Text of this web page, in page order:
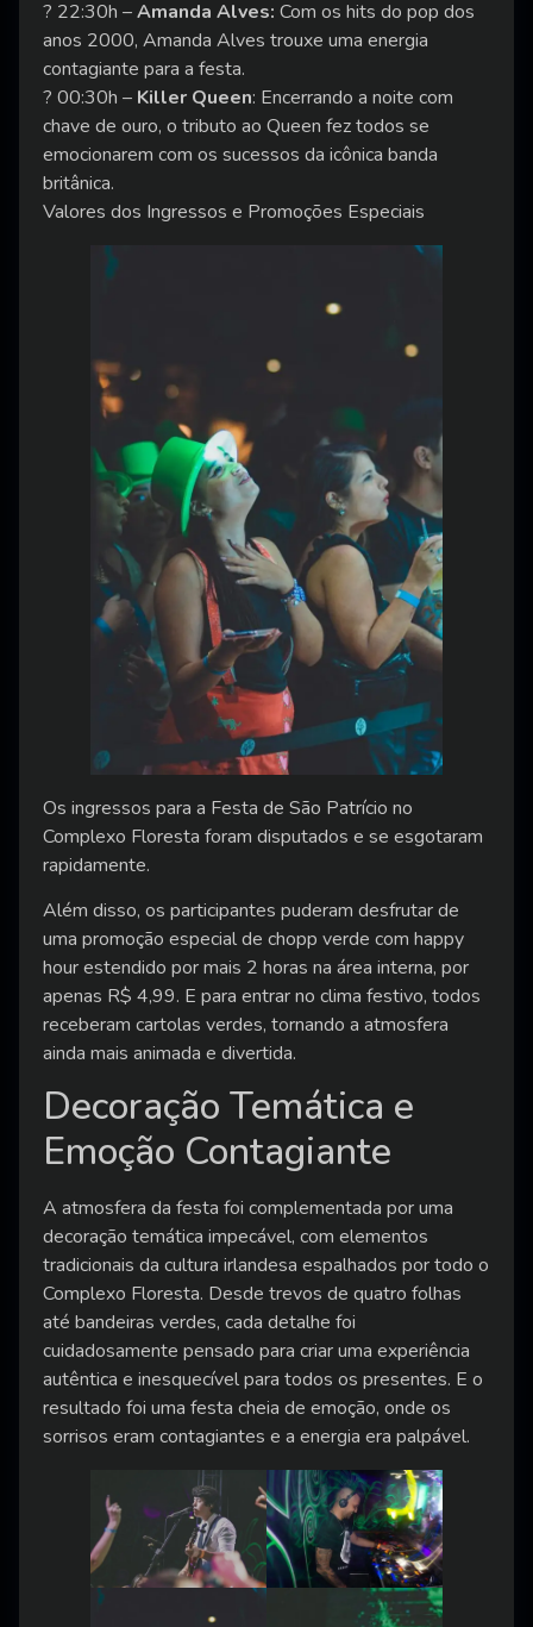
? 22:30h –Amanda Alves: Com os hits do pop dos
anos 2000, Amanda Alves trouxe uma energia
contagiante para a festa.
? 00:30h – Killer Queen: Encerrando a noite com
chave de ouro, o tributo ao Queen fez todos se
emocionarem com os sucessos da icônica banda
britânica.
Valores dos Ingressos e Promoções Especiais
Os ingressos para a Festa de São Patrício no
Complexo Floresta foram disputados e se esgotaram
rapidamente.
Além disso, os participantes puderam desfrutar de
uma promoção especial de chopp verde com happy
hour estendido por mais 2 horas na área interna, por
apenas R$ 4,99. E para entrar no clima festivo, todos
receberam cartolas verdes, tornando a atmosfera
ainda mais animada e divertida.
Decoração Temática e
Emoção Contagiante
A atmosfera da festa foi complementada por uma
decoração temática impecável, com elementos
tradicionais da cultura irlandesa espalhados por todo o
Complexo Floresta. Desde trevos de quatro folhas
até bandeiras verdes, cada detalhe foi
cuidadosamente pensado para criar uma experiência
autêntica e inesquecível para todos os presentes. E o
resultado foi uma festa cheia de emoção, onde os
sorrisos eram contagiantes e a energia era palpável.